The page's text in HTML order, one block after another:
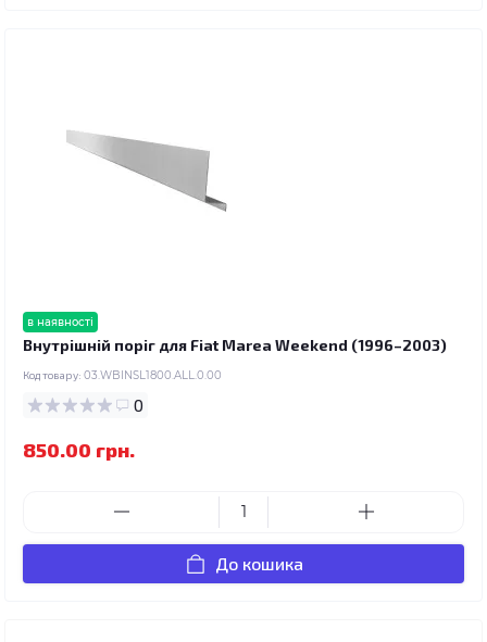
в наявності
Внутрішній поріг для Fiat Marea Weekend (1996–2003)
Код товару: 03.WBINSL1800.ALL.0.00
0
850.00 грн.
До кошика